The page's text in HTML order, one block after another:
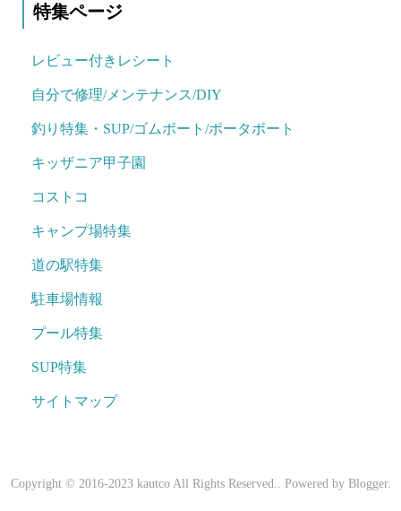
特集ページ
レビュー付きレシート
自分で修理/メンテナンス/DIY
釣り特集・SUP/ゴムボート/ポータボート
キッザニア甲子園
コストコ
キャンプ場特集
道の駅特集
駐車場情報
プール特集
SUP特集
サイトマップ
Copyright © 2016-2023 kautco All Rights Reserved.. Powered by Blogger.